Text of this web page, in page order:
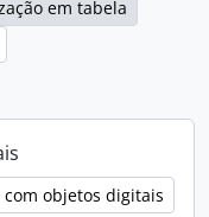
em tabela
objetos digitais